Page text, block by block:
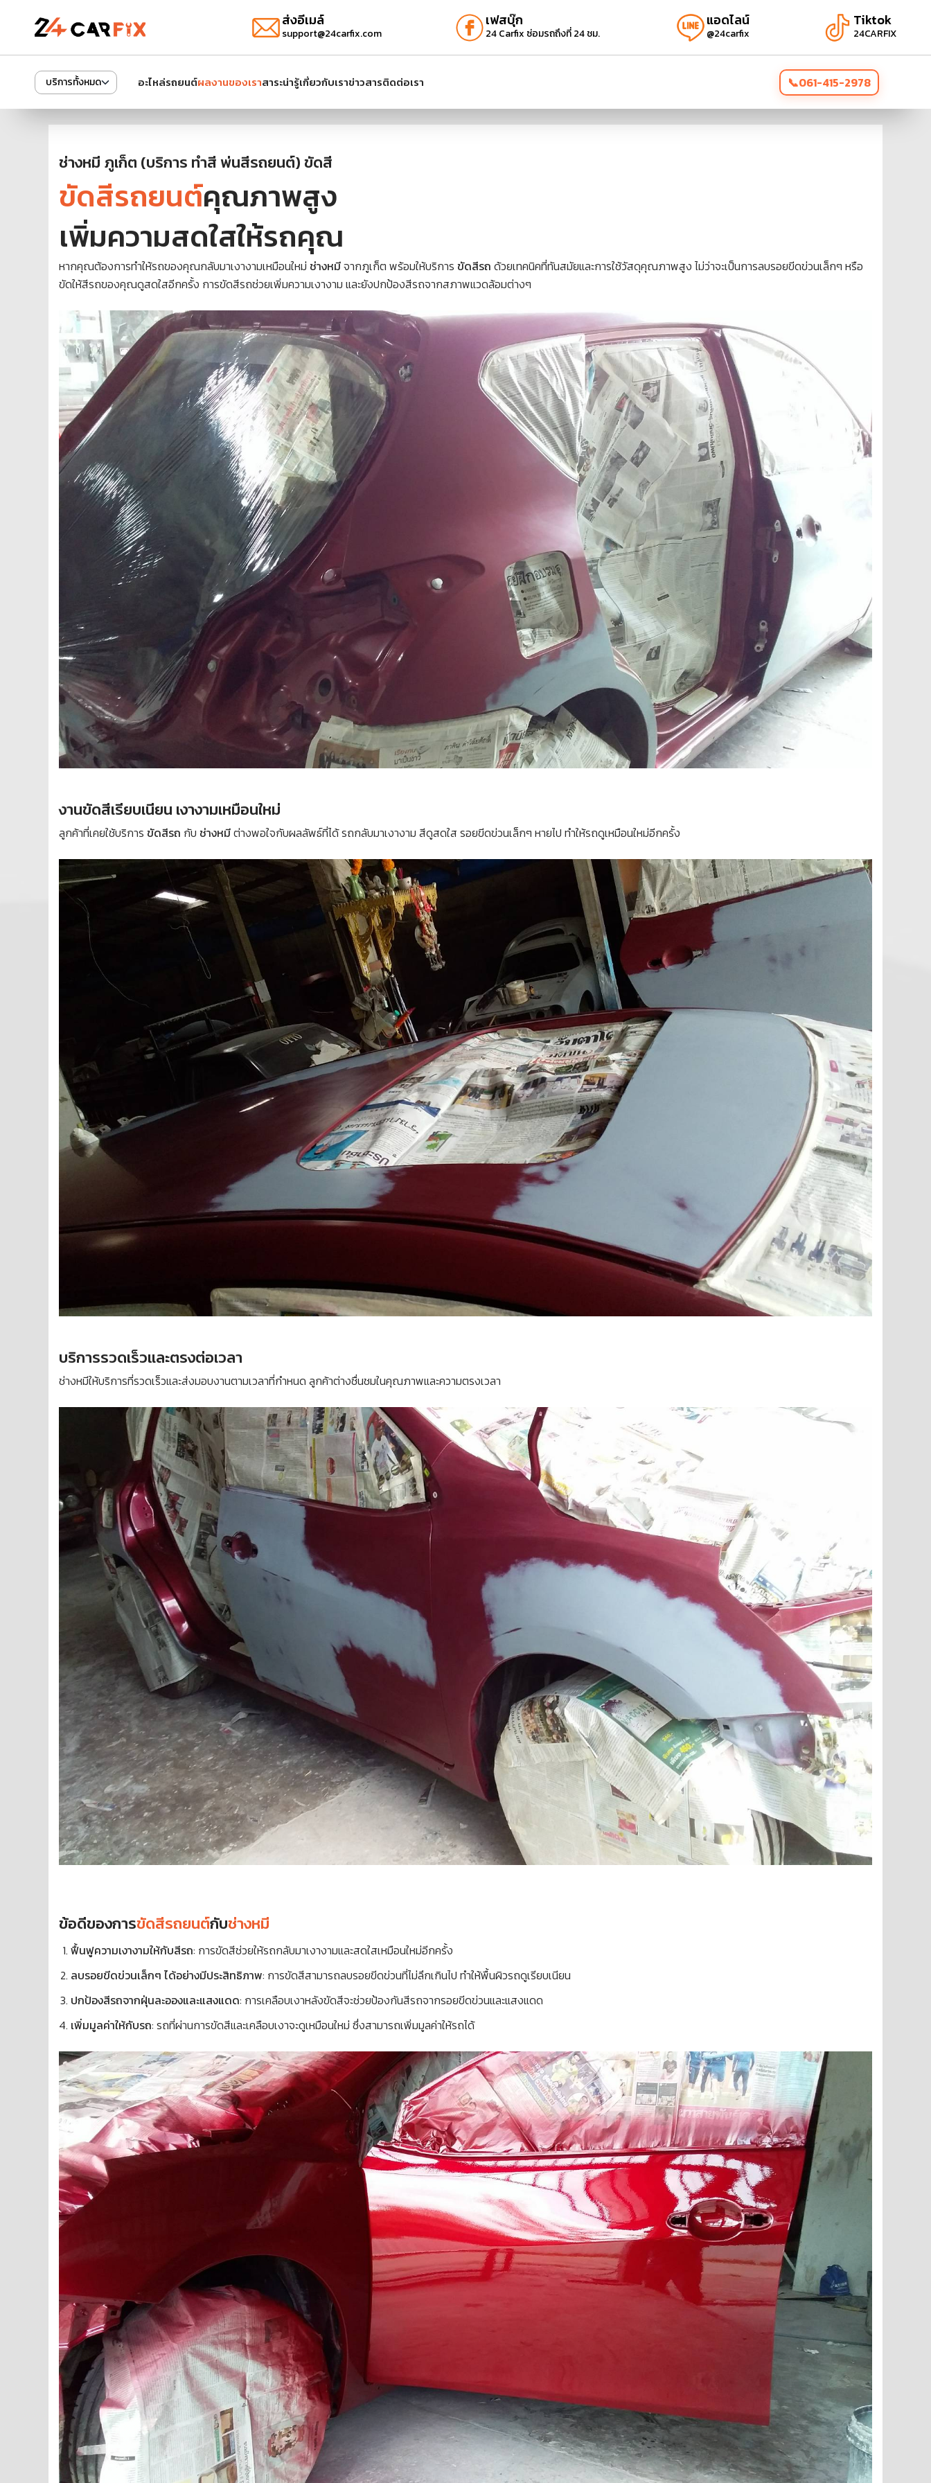
ส่งอีเมล์
support@24carfix.com
เฟสบุ๊ก
24 Carfix ซ่อมรถถึงที่ 24 ชม.
แอดไลน์
@24carfix
Tiktok
24CARFIX
บริการทั้งหมด อะไหล่รถยนต์ผลงานของเราสาระน่ารู้เกี่ยวกับเราข่าวสารติดต่อเรา 061-415-2978
ช่างหมี ภูเก็ต (บริการ ทำสี พ่นสีรถยนต์) ขัดสี
ขัดสีรถยนต์คุณภาพสูง
เพิ่มความสดใสให้รถคุณ
หากคุณต้องการทำให้รถของคุณกลับมาเงางามเหมือนใหม่ ช่างหมีจากภูเก็ต พร้อมให้บริการ ขัดสีรถ ด้วยเทคนิคที่ทันสมัยและการใช้วัสดุคุณภาพสูง ไม่ว่าจะเป็นการลบรอยขีดข่วนเล็กๆ หรือ
ขัดให้สีรถของคุณดูสดใสอีกครั้ง การขัดสีรถช่วยเพิ่มความเงางาม และยังปกป้องสีรถจากสภาพแวดล้อมต่างๆ
งานขัดสีเรียบเนียน เงางามเหมือนใหม่
ลูกค้าที่เคยใช้บริการ ขัดสีรถ กับ ช่างหมีต่างพอใจกับผลลัพธ์ที่ได้ รถกลับมาเงางาม สีดูสดใส รอยขีดข่วนเล็กๆ หายไป ทำให้รถดูเหมือนใหม่อีกครั้ง
บริการรวดเร็วและตรงต่อเวลา
ช่างหมีให้บริการที่รวดเร็วและส่งมอบงานตามเวลาที่กำหนด ลูกค้าต่างชื่นชมในคุณภาพและความตรงเวลา
ข้อดีของการขัดสีรถยนต์กับช่างหมี
ฟื้นฟูความเงางามให้กับสีรถ: การขัดสีช่วยให้รถกลับมาเงางามและสดใสเหมือนใหม่อีกครั้ง
ลบรอยขีดข่วนเล็กๆ ได้อย่างมีประสิทธิภาพ: การขัดสีสามารถลบรอยขีดข่วนที่ไม่ลึกเกินไป ทำให้พื้นผิวรถดูเรียบเนียน
ปกป้องสีรถจากฝุ่นละอองและแสงแดด: การเคลือบเงาหลังขัดสีจะช่วยป้องกันสีรถจากรอยขีดข่วนและแสงแดด
เพิ่มมูลค่าให้กับรถ: รถที่ผ่านการขัดสีและเคลือบเงาจะดูเหมือนใหม่ ซึ่งสามารถเพิ่มมูลค่าให้รถได้